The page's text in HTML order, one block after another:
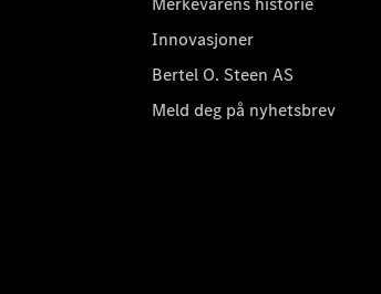
Innovasjoner
Bertel O. Steen AS
Meld deg på nyhetsbrev